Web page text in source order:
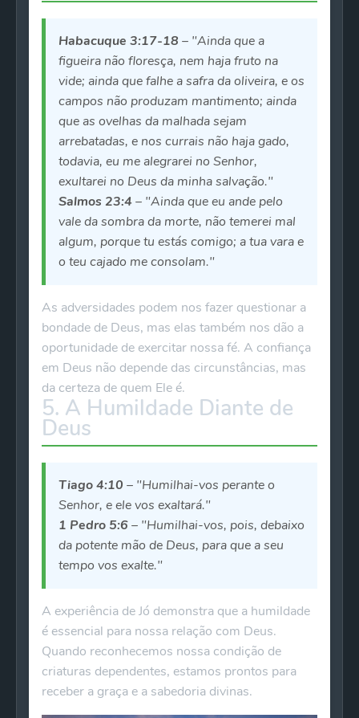
Habacuque 3:17-18 – "Ainda que a
figueira não floresça, nem haja fruto na
vide; ainda que falhe a safra da oliveira, e os
campos não produzam mantimento; ainda
que as ovelhas da malhada sejam
arrebatadas, e nos currais não haja gado,
todavia, eu me alegrarei no Senhor,
exultarei no Deus da minha salvação."
Salmos 23:4– "Ainda que eu ande pelo
vale da sombra da morte, não temerei mal
algum, porque tu estás comigo; a tua vara e
o teu cajado me consolam."
As adversidades podem nos fazer questionar a
bondade de Deus, mas elas também nos dão a
oportunidade de exercitar nossa fé. A confiança
em Deus não depende das circunstâncias, mas
da certeza de quem Ele é.
5. A Humildade Diante de
Deus
Tiago 4:10 – "Humilhai-vos perante o
Senhor, e ele vos exaltará."
1 Pedro 5:6– "Humilhai-vos, pois, debaixo
da potente mão de Deus, para que a seu
tempo vos exalte."
A experiência de Jó demonstra que a humildade
é essencial para nossa relação com Deus.
Quando reconhecemos nossa condição de
criaturas dependentes, estamos prontos para
receber a graça e a sabedoria divinas.